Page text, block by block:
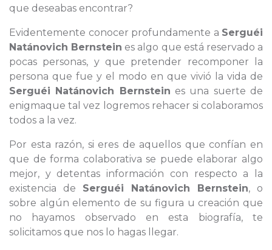
que deseabas encontrar?
Evidentemente conocer profundamente a Serguéi
Natánovich Bernstein es algo que está reservado a
pocas personas, y que pretender recomponer la
persona que fue y el modo en que vivió la vida de
Serguéi Natánovich Bernstein es una suerte de
enigmaque tal vez logremos rehacer si colaboramos
todos a la vez.
Por esta razón, si eres de aquellos que confían en
que de forma colaborativa se puede elaborar algo
mejor, y detentas información con respecto a la
existencia de Serguéi Natánovich Bernstein, o
sobre algún elemento de su figura u creación que
no hayamos observado en esta biografía, te
solicitamos que nos lo hagas llegar.